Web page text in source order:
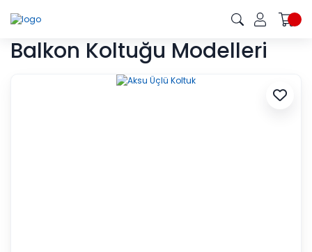
Balkon Koltuğu Modelleri